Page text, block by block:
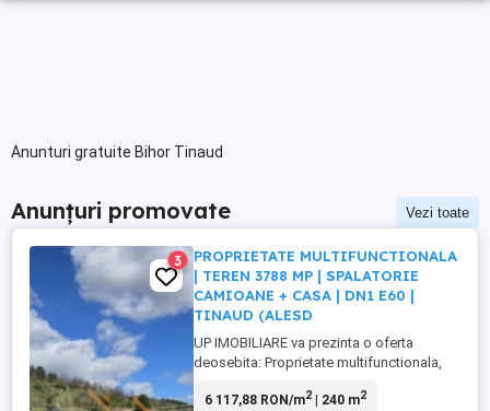
Anunturi gratuite Bihor Tinaud
Anunțuri promovate Vezi toate
3
PROPRIETATE MULTIFUNCTIONALA
| TEREN 3788 MP | SPALATORIE
CAMIOANE + CASA | DN1 E60 |
TINAUD (ALESD
UP IMOBILIARE va prezinta o oferta
deosebita: Proprietate multifunctionala,
auto + casa situat la DN1, in localitatea
6 117,88 RON/m2| 240 m2